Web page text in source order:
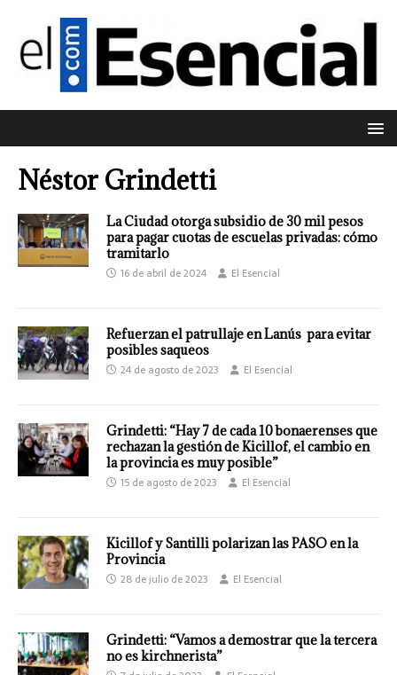
Néstor Grindetti
La Ciudad otorga subsidio de 30 mil pesos
para pagar cuotas de escuelas privadas: cómo
tramitarlo
16 de abril de 2024 El Esencial
Refuerzan el patrullaje en Lanús para evitar
posibles saqueos
24 de agosto de 2023 El Esencial
Grindetti: “Hay 7 de cada 10 bonaerenses que
rechazan la gestión de Kicillof, el cambio en
la provincia es muy posible”
15 de agosto de 2023 El Esencial
Kicillof y Santilli polarizan las PASO en la
Provincia
28 de julio de 2023 El Esencial
Grindetti: “Vamos a demostrar que la tercera
no es kirchnerista”